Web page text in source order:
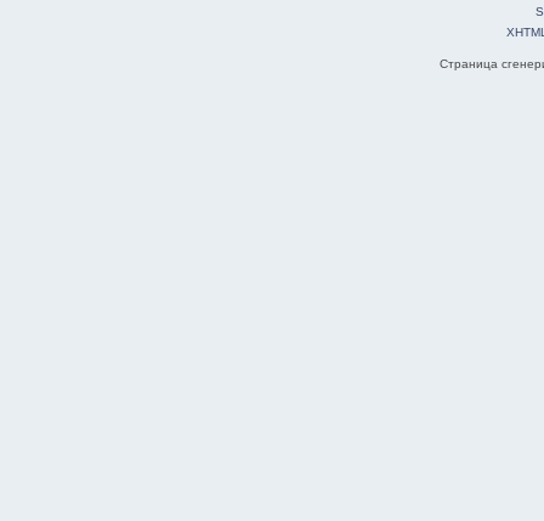
Страница